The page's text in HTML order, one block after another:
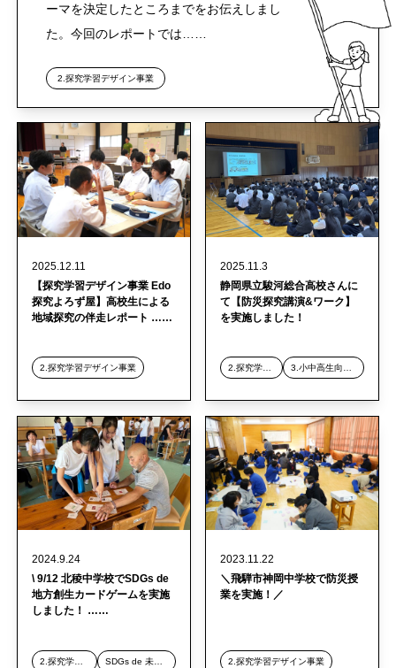
ーマを決定したところまでをお伝えしまし
た。今回のレポートでは……
2.探究学習デザイン事業
2025.12.11
【探究学習デザイン事業 Edo
探究よろず屋】高校生による
地域探究の伴走レポート ……
2.探究学習デザイン事業
2025.11.3
静岡県立駿河総合高校さんに
て【防災探究講演&ワーク】
を実施しました！
2.探究学習デザイン事業 3.小中高生向け 探究スクール事業
2024.9.24
\ 9/12 北稜中学校でSDGs de
地方創生カードゲームを実施
しました！ ……
2.探究学習デザイン事業
2023.11.22
＼飛騨市神岡中学校で防災授
業を実施！／
2.探究学習デザイン事業